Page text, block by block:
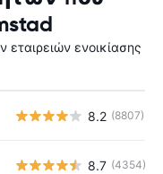
ενοικίασης
8.2 (8807)
8.7 (4354)